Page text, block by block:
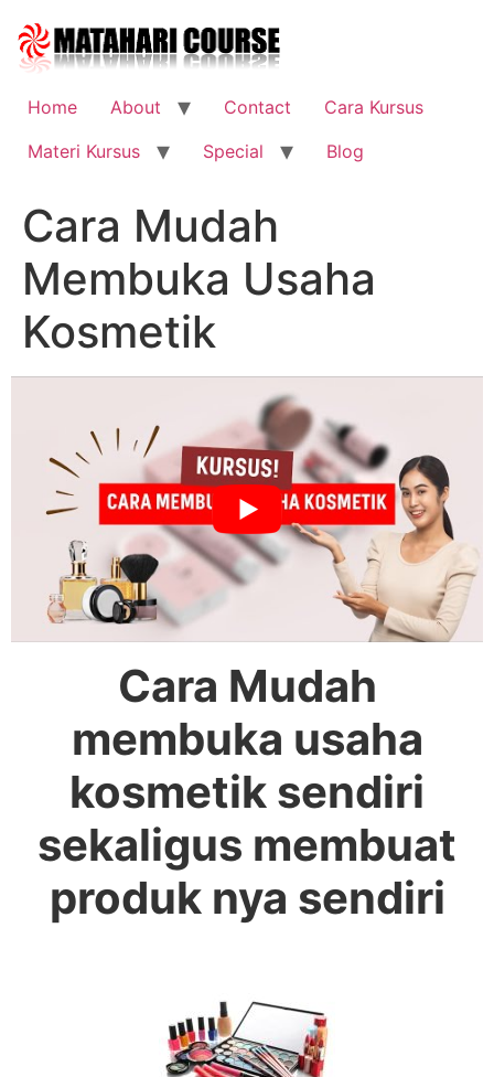
content
Home
About Contact
Cara Kursus
Materi Kursus
Special Blog
Cara Mudah
Membuka Usaha
Kosmetik
Cara Mudah
membuka usaha
kosmetik sendiri
sekaligus membuat
produk nya sendiri